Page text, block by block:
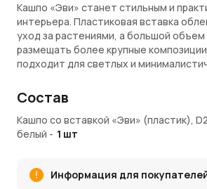
Кашпо «Эви» станет стильным и
интерьера. Пластиковая вставка
уход за растениями, а большой
размещать более крупные
подходит для светлых и
интерьер.
Объем 4,5 л для больших и средних
Удобная вставка для полива и
Легко перемещается и
Состав
Кашпо со вставкой «Эви» (пластик),
белый - 1 шт
Информация для